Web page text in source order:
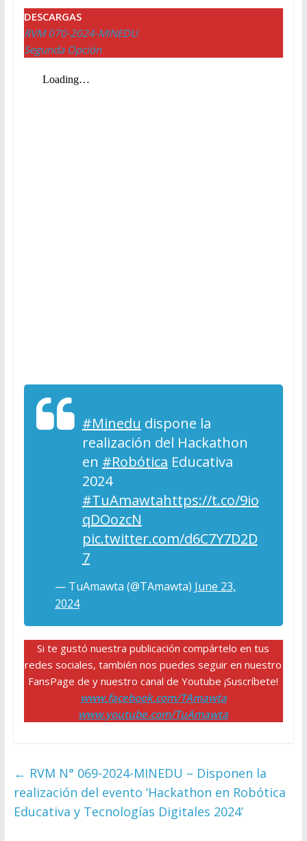
DESCARGAS
RVM 070-2024-MINEDU
Segunda Opción
#Minedu dispone la
realización del Hackathon
en #Robótica Educativa
2024
#TuAmawtahttps://t.co/9io
qDOozcN
pic.twitter.com/d6C7Y7D2D
7
— TuAmawta (@TAmawta) June 23,
2024
Si te gustó nuestra publicación compártelo en tus
redes sociales, también nos puedes seguir en nuestro
FansPage de y nuestro canal de Youtube ¡Suscríbete!
www.facebook.com/TAmawta
www.youtube.com/TuAmawta
← RVM N° 069-2024-MINEDU – Disponen la
realización del evento ‘Hackathon en Robótica
Educativa y Tecnologías Digitales 2024’